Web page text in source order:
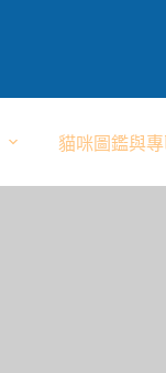
貓咪圖鑑與專